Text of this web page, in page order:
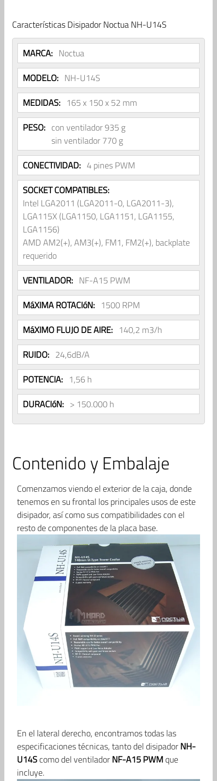
Características Disipador Noctua NH-U14S
MARCA: Noctua
MODELO: NH-U14S
MEDIDAS: 165 x 150 x 52 mm
PESO: con ventilador 935 g
sin ventilador 770 g
CONECTIVIDAD: 4 pines PWM
SOCKET COMPATIBLES:
Intel LGA2011 (LGA2011-0, LGA2011-3),
LGA115X (LGA1150, LGA1151, LGA1155,
LGA1156)
AMD AM2(+), AM3(+), FM1, FM2(+), backplate
requerido
VENTILADOR: NF-A15 PWM
MáXIMA ROTACIóN: 1500 RPM
MáXIMO FLUJO DE AIRE: 140,2 m3/h
RUIDO: 24,6dB/A
POTENCIA: 1,56 h
DURACIóN: > 150.000 h
Contenido y Embalaje
Comenzamos viendo el exterior de la caja, donde
tenemos en su frontal los principales usos de este
disipador, así como sus compatibilidades con el
resto de componentes de la placa base.
En el lateral derecho, encontramos todas las
especificaciones técnicas, tanto del disipadorNH-
U14Scomo del ventiladorNF-A15 PWMque
incluye.